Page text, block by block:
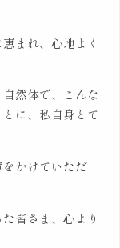
まれ、心地よく
然体で、こんな
に、私自身とて
かけていただ
皆さま、心より